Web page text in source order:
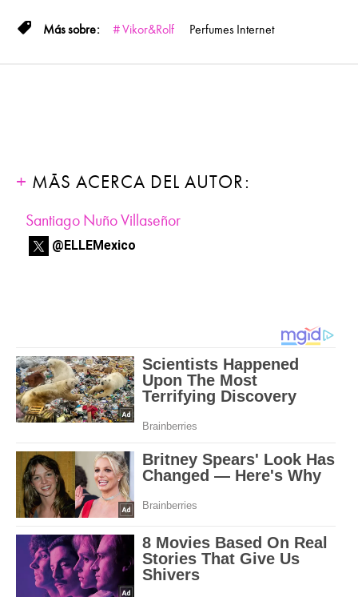
Vikor&Rolf Perfumes Internet
MÁS ACERCA DEL AUTOR:
Santiago Nuño Villaseñor
@ELLEMexico